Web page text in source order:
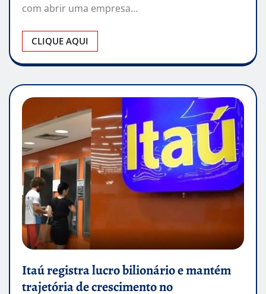
com abrir uma empresa…
CLIQUE AQUI
Itaú registra lucro bilionário e mantém
trajetória de crescimento no